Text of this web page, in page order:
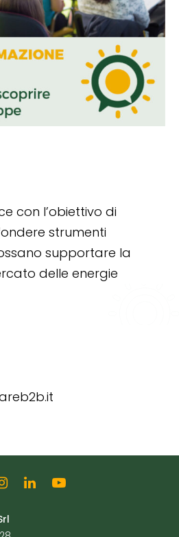
con l’obiettivo di
strumenti
supportare la
delle energie